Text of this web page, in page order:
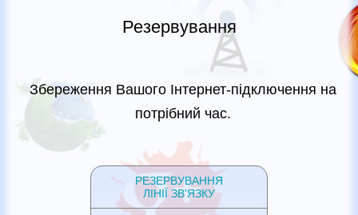
Резервування
Збереження Вашого Інтернет-підключення на
потрібний час.
РЕЗЕРВУВАННЯ
ЛІНІЇ ЗВ'ЯЗКУ